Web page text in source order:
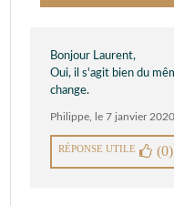
Bonjour Laurent,
Oui, il s'agit bien du
change.
Philippe le 7 janvier 2020
RÉPONSE UTILE (0)